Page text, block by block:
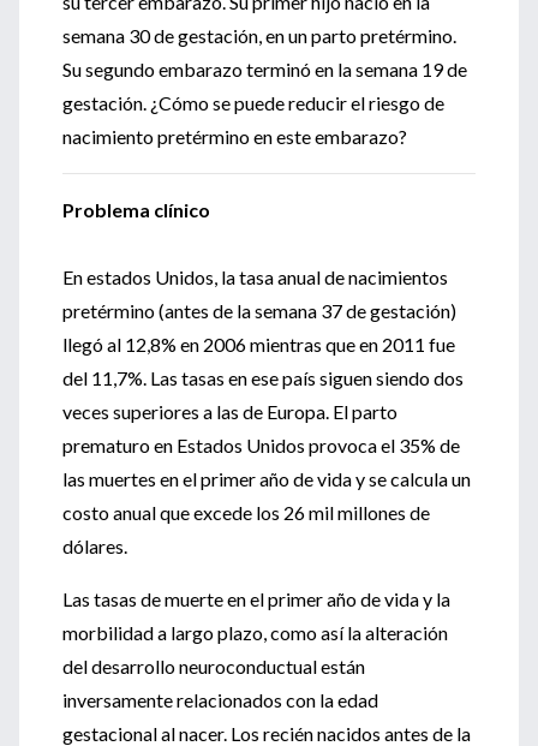
semana 30 de gestación, en un parto pretérmino.
Su segundo embarazo terminó en la semana 19 de
gestación. ¿Cómo se puede reducir el riesgo de
nacimiento pretérmino en este embarazo?
Problema clínico
En estados Unidos, la tasa anual de nacimientos
pretérmino (antes de la semana 37 de gestación)
llegó al 12,8% en 2006 mientras que en 2011 fue
del 11,7%. Las tasas en ese país siguen siendo dos
veces superiores a las de Europa. El parto
prematuro en Estados Unidos provoca el 35% de
las muertes en el primer año de vida y se calcula un
costo anual que excede los 26 mil millones de
dólares.
Las tasas de muerte en el primer año de vida y la
morbilidad a largo plazo, como así la alteración
del desarrollo neuroconductual están
inversamente relacionados con la edad
gestacional al nacer. Los recién nacidos antes de la